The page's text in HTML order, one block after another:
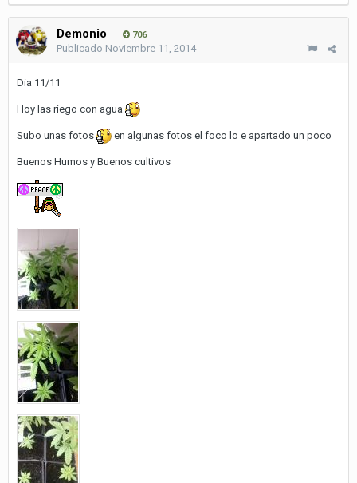
Demonio 706
Publicado Noviembre 11, 2014
Dia 11/11
Hoy las riego con agua
Subo unas fotos en algunas fotos el foco lo e apartado un poco
Buenos Humos y Buenos cultivos